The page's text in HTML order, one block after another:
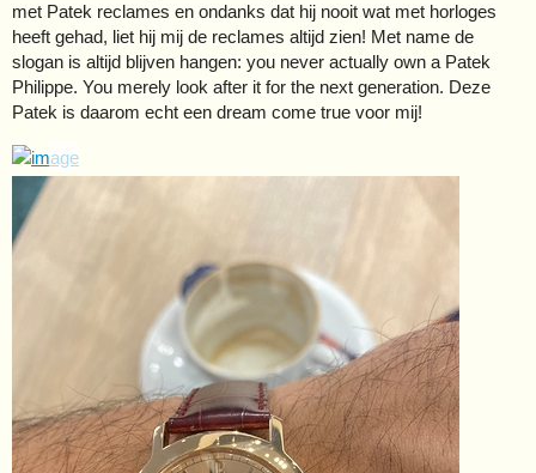
met Patek reclames en ondanks dat hij nooit wat met horloges
heeft gehad, liet hij mij de reclames altijd zien! Met name de
slogan is altijd blijven hangen: you never actually own a Patek
Philippe. You merely look after it for the next generation. Deze
Patek is daarom echt een dream come true voor mij!